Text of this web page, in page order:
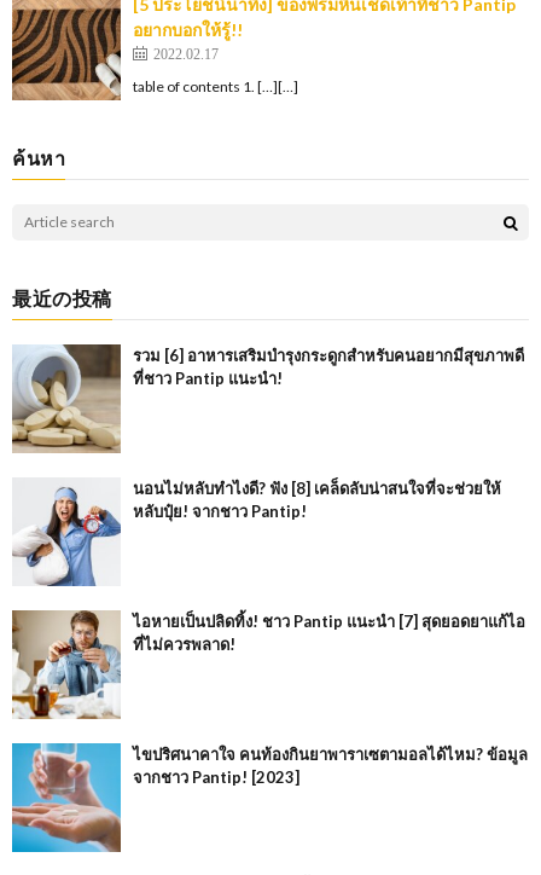
อยากบอกให้รู้!!
2022.02.17
table of contents 1. […][…]
ค้นหา
最近の投稿
รวม [6] อาหารเสริมบำรุงกระดูกสำหรับคนอยากมีสุขภาพดี
ที่ชาว Pantip แนะนำ!
นอนไม่หลับทำไงดี? ฟัง [8] เคล็ดลับน่าสนใจที่จะช่วยให้
หลับปุ๋ย! จากชาว Pantip!
ไอหายเป็นปลิดทิ้ง! ชาว Pantip แนะนำ [7] สุดยอดยาแก้ไอ
ที่ไม่ควรพลาด!
ไขปริศนาคาใจ คนท้องกินยาพาราเซตามอลได้ไหม? ข้อมูล
จากชาว Pantip! [2023]